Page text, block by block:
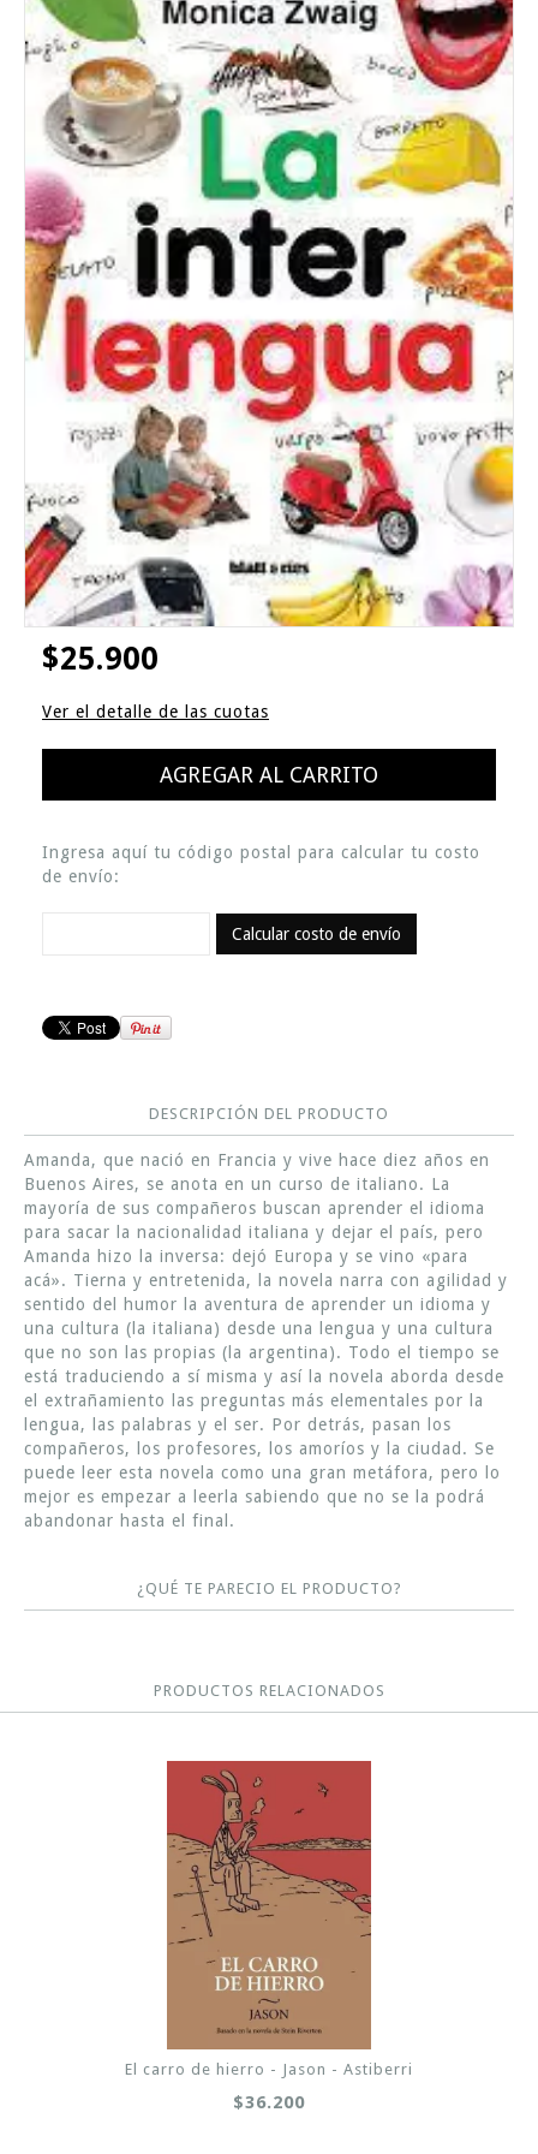
$25.900
Ver el detalle de las cuotas
Ingresa aquí tu código postal para calcular tu costo
de envío:
Calcular costo de envío
DESCRIPCIÓN DEL PRODUCTO
Amanda, que nació en Francia y vive hace diez años en
Buenos Aires, se anota en un curso de italiano. La
mayoría de sus compañeros buscan aprender el idioma
para sacar la nacionalidad italiana y dejar el país, pero
Amanda hizo la inversa: dejó Europa y se vino «para
acá». Tierna y entretenida, la novela narra con agilidad y
sentido del humor la aventura de aprender un idioma y
una cultura (la italiana) desde una lengua y una cultura
que no son las propias (la argentina). Todo el tiempo se
está traduciendo a sí misma y así la novela aborda desde
el extrañamiento las preguntas más elementales por la
lengua, las palabras y el ser. Por detrás, pasan los
compañeros, los profesores, los amoríos y la ciudad. Se
puede leer esta novela como una gran metáfora, pero lo
mejor es empezar a leerla sabiendo que no se la podrá
abandonar hasta el final.
¿QUÉ TE PARECIO EL PRODUCTO?
PRODUCTOS RELACIONADOS
El carro de hierro - Jason - Astiberri
$36.200